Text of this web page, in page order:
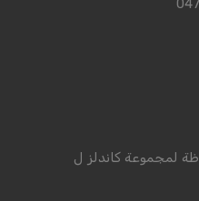
لمجموعة كاندلز ل